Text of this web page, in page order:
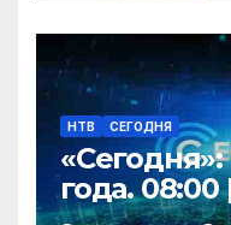
НТВ СЕГОДНЯ
«Сегодня»:
года.
новостей |